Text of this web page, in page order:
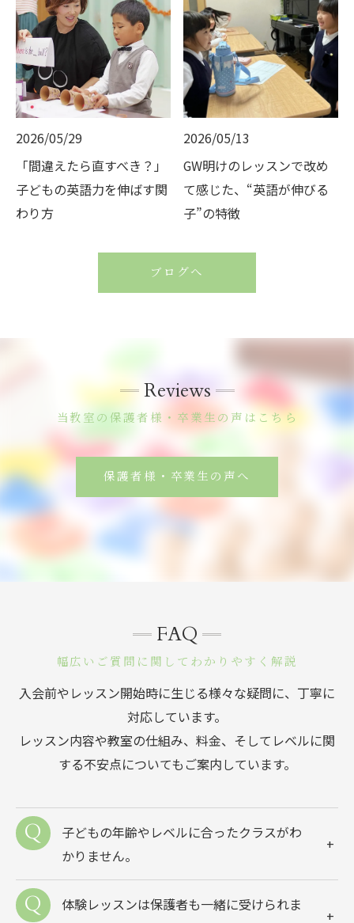
2026/05/29
「間違えたら直すべき？」
子どもの英語力を伸ばす関
わり方
2026/05/13
GW明けのレッスンで改め
て感じた、“英語が伸びる
子”の特徴
ブログへ
当教室の保護者様・卒業生の声はこちら
Reviews
保護者様・卒業生の声へ
幅広いご質問に関してわかりやすく解説
FAQ
入会前やレッスン開始時に生じる様々な疑問に、丁寧に
対応しています。
レッスン内容や教室の仕組み、料金、そしてレベルに関
する不安点についてもご案内しています。
子どもの年齢やレベルに合ったクラスがわ
かりません。
体験レッスンは保護者も一緒に受けられま